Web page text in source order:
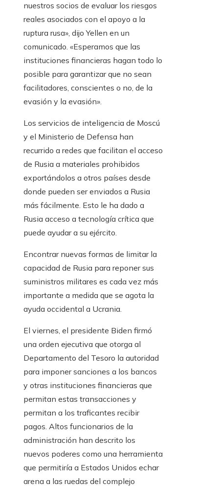
nuestros socios de evaluar los riesgos
reales asociados con el apoyo a la
ruptura rusa», dijo Yellen en un
comunicado. «Esperamos que las
instituciones financieras hagan todo lo
posible para garantizar que no sean
facilitadores, conscientes o no, de la
evasión y la evasión».
Los servicios de inteligencia de Moscú
y el Ministerio de Defensa han
recurrido a redes que facilitan el acceso
de Rusia a materiales prohibidos
exportándolos a otros países desde
donde pueden ser enviados a Rusia
más fácilmente. Esto le ha dado a
Rusia acceso a tecnología crítica que
puede ayudar a su ejército.
Encontrar nuevas formas de limitar la
capacidad de Rusia para reponer sus
suministros militares es cada vez más
importante a medida que se agota la
ayuda occidental a Ucrania.
El viernes, el presidente Biden firmó
una orden ejecutiva que otorga al
Departamento del Tesoro la autoridad
para imponer sanciones a los bancos
y otras instituciones financieras que
permitan estas transacciones y
permitan a los traficantes recibir
pagos. Altos funcionarios de la
administración han descrito los
nuevos poderes como una herramienta
que permitiría a Estados Unidos echar
arena a las ruedas del complejo